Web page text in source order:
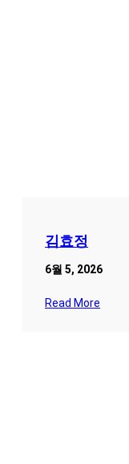
김효정
6월 5, 2026
Read More